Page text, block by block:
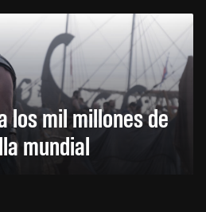
los mil millones de
mundial